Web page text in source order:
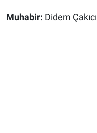
Muhabir: Didem Çakıcı